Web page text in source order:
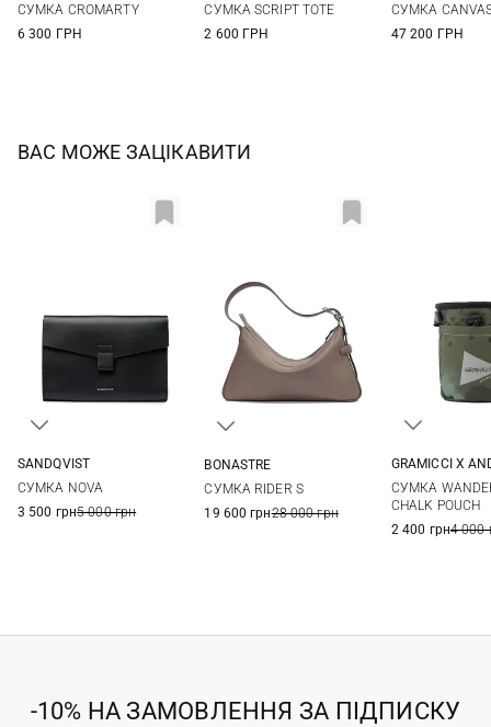
СУМКА CROMARTY
6 300 ГРН
СУМКА SCRIPT TOTE
2 600 ГРН
СУМКА CANVAS
47 200 ГРН
ВАС МОЖЕ ЗАЦІКАВИТИ
SANDQVIST
СУМКА NOVA
3 500 грн5 000 грн
BONASTRE
СУМКА RIDER S
19 600 грн28 000 грн
GRAMICCI X
СУМКА
CHALK POUCH
2 400 грн4 000
-10% НА ЗАМОВЛЕННЯ ЗА ПІДПИСКУ